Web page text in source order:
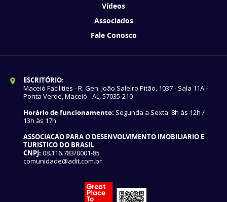
Vídeos
Associados
Fale Conosco
ESCRITÓRIO:
Maceió Facilities - R. Gen. João Saleiro Pitão, 1037 - Sala 11A -
Ponta Verde, Maceió - AL, 57035-210
Horário de funcionamento: Segunda a Sexta: 8h às 12h /
13h às 17h
ASSOCIACAO PARA O DESENVOLVIMENTO IMOBILIARIO E
TURISTICO DO BRASIL
CNPJ: 08.116.783/0001-85
comunidade@adit.com.br